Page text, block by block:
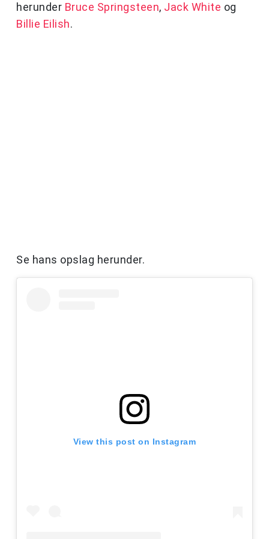
herunder Bruce Springsteen, Jack White og
Billie Eilish.
Se hans opslag herunder.
View this post on Instagram